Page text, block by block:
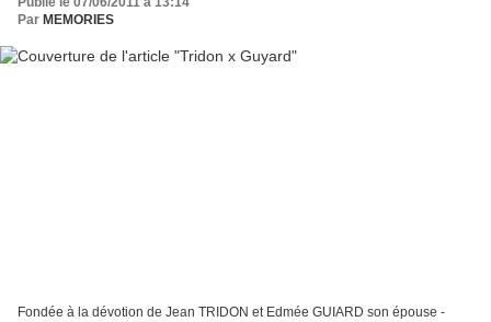
Par MEMORIES
Fondée à la dévotion de Jean TRIDON et Edmée GUIARD son épouse -